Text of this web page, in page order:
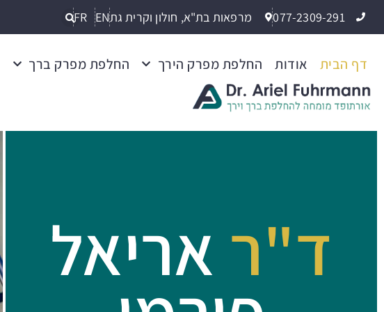
077-2309-291 מרפאות בת"א, חולון וקרית גתEN
FR
דף הבית אודות החלפת מפרק הירך החלפת מפרק ברך
ד"ר אריאל